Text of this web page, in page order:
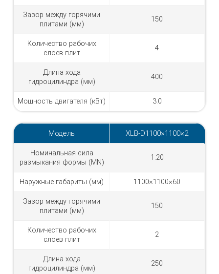
Зазор между горячими
плитами (мм)
150
Количество рабочих
слоев плит
4
Длина хода
гидроцилиндра (мм)
400
Мощность двигателя (кВт) 3.0
Модель XLB-D1100×1100×2
Номинальная сила
размыкания формы (MN)
1.20
Наружные габариты (мм) 1100×1100×60
Зазор между горячими
плитами (мм)
150
Количество рабочих
слоев плит
2
Длина хода
гидроцилиндра (мм)
250